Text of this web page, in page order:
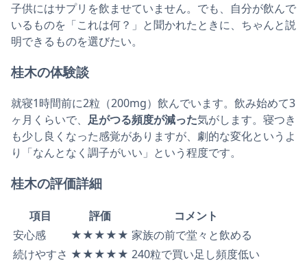
子供にはサプリを飲ませていません。でも、自分が飲んで
いるものを「これは何？」と聞かれたときに、ちゃんと説
明できるものを選びたい。
桂木の体験談
就寝1時間前に2粒（200mg）飲んでいます。飲み始めて3
ヶ月くらいで、 足がつる頻度が減った気がします。寝つき
も少し良くなった感覚がありますが、劇的な変化というよ
り「なんとなく調子がいい」という程度です。
桂木の評価詳細
項目 評価
コメント
安心感
★★★★★ 家族の前で堂々と飲める
続けやすさ ★★★★★ 240粒で買い足し頻度低い